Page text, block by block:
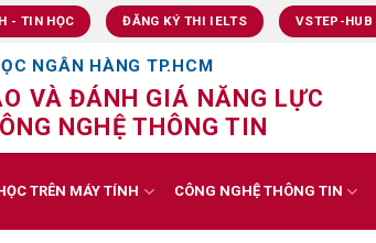
- TIN HỌC ĐĂNG KÝ THI IELTS VSTEP-HUB
NGÂN HÀNG TP.HCM
VÀ ĐÁNH GIÁ NĂNG LỰC
NGHỆ THÔNG TIN
TRÊN MÁY TÍNH CÔNG NGHỆ THÔNG TIN